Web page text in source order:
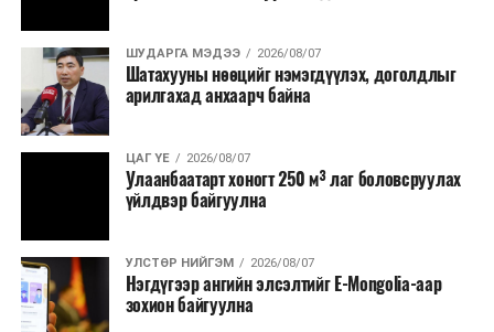
ШУДАРГА МЭДЭЭ 2026/08/07
Шатахууны нөөцийг нэмэгдүүлэх, доголдлыг
арилгахад анхаарч байна
ЦАГ ҮЕ 2026/08/07
Улаанбаатарт хоногт 250 м³ лаг боловсруулах
үйлдвэр байгуулна
УЛСТӨР НИЙГЭМ 2026/08/07
Нэгдүгээр ангийн элсэлтийг E-Mongolia-аар
зохион байгуулна